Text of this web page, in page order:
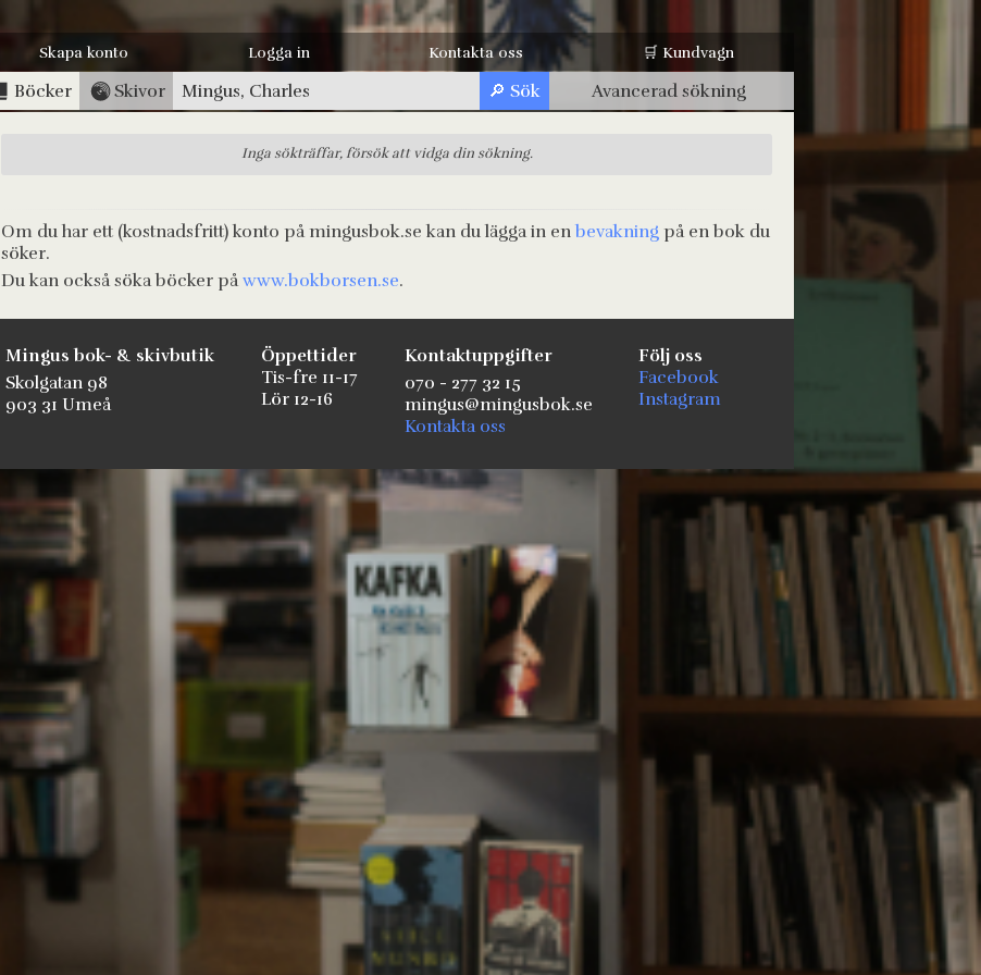
Skapa konto Logga in Kontakta oss 🛒 Kundvagn
Böcker Skivor Avancerad sökning
Inga sökträffar, försök att vidga din sökning.
Om du har ett (kostnadsfritt) konto på mingusbok.se kan du lägga in enbevakning på en bok du
söker.
Du kan också söka böcker påwww.bokborsen.se.
Mingus bok- & skivbutik
Skolgatan 98
903 31 Umeå
Öppettider
Tis-fre 11-17
Lör 12-16
Kontaktuppgifter
070 - 277 32 15
mingus@mingusbok.se
Kontakta oss
Följ oss
Facebook
Instagram